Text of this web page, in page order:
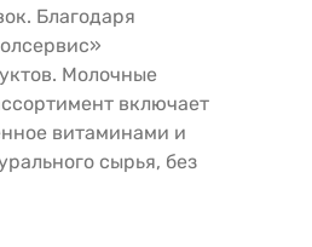
Благодаря
Молочные
включает
витаминами и
сырья, без